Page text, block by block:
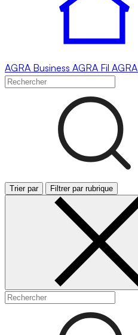
AGRA Business AGRA Fil AGRA
Trier par Filtrer par rubrique